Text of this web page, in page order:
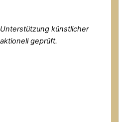
künstlicher
geprüft.